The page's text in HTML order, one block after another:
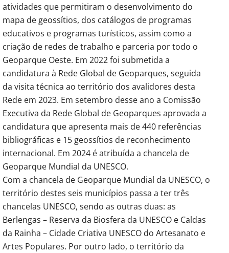
atividades que permitiram o desenvolvimento do
mapa de geossítios, dos catálogos de programas
educativos e programas turísticos, assim como a
criação de redes de trabalho e parceria por todo o
Geoparque Oeste. Em 2022 foi submetida a
candidatura à Rede Global de Geoparques, seguida
da visita técnica ao território dos avalidores desta
Rede em 2023. Em setembro desse ano a Comissão
Executiva da Rede Global de Geoparques aprovada a
candidatura que apresenta mais de 440 referências
bibliográficas e 15 geossítios de reconhecimento
internacional. Em 2024 é atribuída a chancela de
Geoparque Mundial da UNESCO.
Com a chancela de Geoparque Mundial da UNESCO, o
território destes seis municípios passa a ter três
chancelas UNESCO, sendo as outras duas: as
Berlengas – Reserva da Biosfera da UNESCO e Caldas
da Rainha – Cidade Criativa UNESCO do Artesanato e
Artes Populares. Por outro lado, o território da